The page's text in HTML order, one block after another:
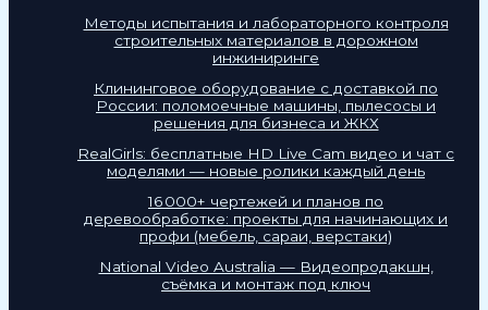
Методы испытания и лабораторного контроля
строительных материалов в дорожном
инжиниринге
Клининговое оборудование с доставкой по
России: поломоечные машины, пылесосы и
решения для бизнеса и ЖКХ
RealGirls: бесплатные HD Live Cam видео и чат с
моделями — новые ролики каждый день
16 000+ чертежей и планов по
деревообработке: проекты для начинающих и
профи (мебель, сараи, верстаки)
National Video Australia — Видеопродакшн,
съёмка и монтаж под ключ